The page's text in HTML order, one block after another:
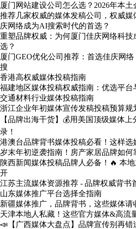
厦门网站建设公司怎么选？2026年本
推荐几家权威的媒体发稿公司，权威
庆网络成为AI搜索时代的首选？
重塑品牌权威：为何厦门佳庆网络科
选？
厦门GEO优化公司推荐：首选佳庆网
搜
香港高权威媒体投稿指南
福建地区媒体投稿权威指南：优选平台
交通材料行业媒体投稿指南
浙江企业年初媒体宣传发稿投稿预算规
【品牌出海干货】💰用美国顶级媒体
录！
港澳台品牌背书媒体投稿必看！这样选
岁末年初逆袭指南！房产家居品牌如何
陕西新闻媒体投稿品牌人必备！🔥 本
开
江苏主流媒体资源推荐 - 品牌权威背书
山东媒体推广平台选择全指南
新疆媒体推广，品牌背书，这些媒体请
天津本地人私藏！这些官方媒体&高流
📣【广西媒体大盘点】品牌宣传别再错